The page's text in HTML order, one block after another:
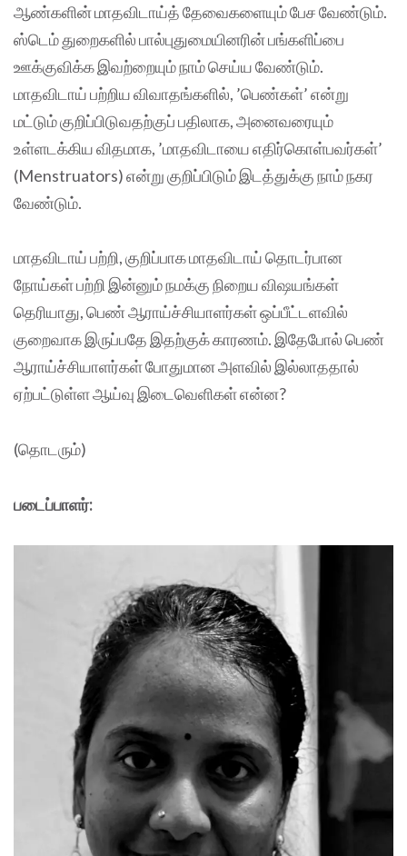
ஆண்களின் மாதவிடாய்த் தேவைகளையும் பேச வேண்டும்.
ஸ்டெம் துறைகளில் பால்புதுமையினரின் பங்களிப்பை
ஊக்குவிக்க இவற்றையும் நாம் செய்ய வேண்டும்.
மாதவிடாய் பற்றிய விவாதங்களில், ’பெண்கள்’ என்று
மட்டும் குறிப்பிடுவதற்குப் பதிலாக, அனைவரையும்
உள்ளடக்கிய விதமாக, ’மாதவிடாயை எதிர்கொள்பவர்கள்’
(Menstruators) என்று குறிப்பிடும் இடத்துக்கு நாம் நகர
வேண்டும்.
மாதவிடாய் பற்றி, குறிப்பாக மாதவிடாய் தொடர்பான
நோய்கள் பற்றி இன்னும் நமக்கு நிறைய விஷயங்கள்
தெரியாது, பெண் ஆராய்ச்சியாளர்கள் ஒப்பீட்டளவில்
குறைவாக இருப்பதே இதற்குக் காரணம். இதேபோல் பெண்
ஆராய்ச்சியாளர்கள் போதுமான அளவில் இல்லாததால்
ஏற்பட்டுள்ள ஆய்வு இடைவெளிகள் என்ன?
(தொடரும்)
படைப்பாளர்: